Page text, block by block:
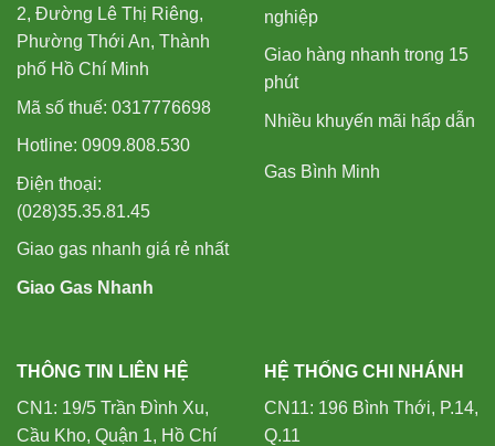
2, Đường Lê Thị Riêng,
Phường Thới An, Thành
phố Hồ Chí Minh
Mã số thuế: 0317776698
Hotline: 0909.808.530
Điện thoại:
(028)35.35.81.45
Giao gas nhanh giá rẻ nhất
Giao Gas Nhanh
nghiệp
Giao hàng nhanh trong 15
phút
Nhiều khuyến mãi hấp dẫn
Gas Bình Minh
THÔNG TIN LIÊN HỆ
CN1: 19/5 Trần Đình Xu,
Cầu Kho, Quận 1, Hồ Chí
HỆ THỐNG CHI NHÁNH
CN11: 196 Bình Thới, P.14,
Q.11